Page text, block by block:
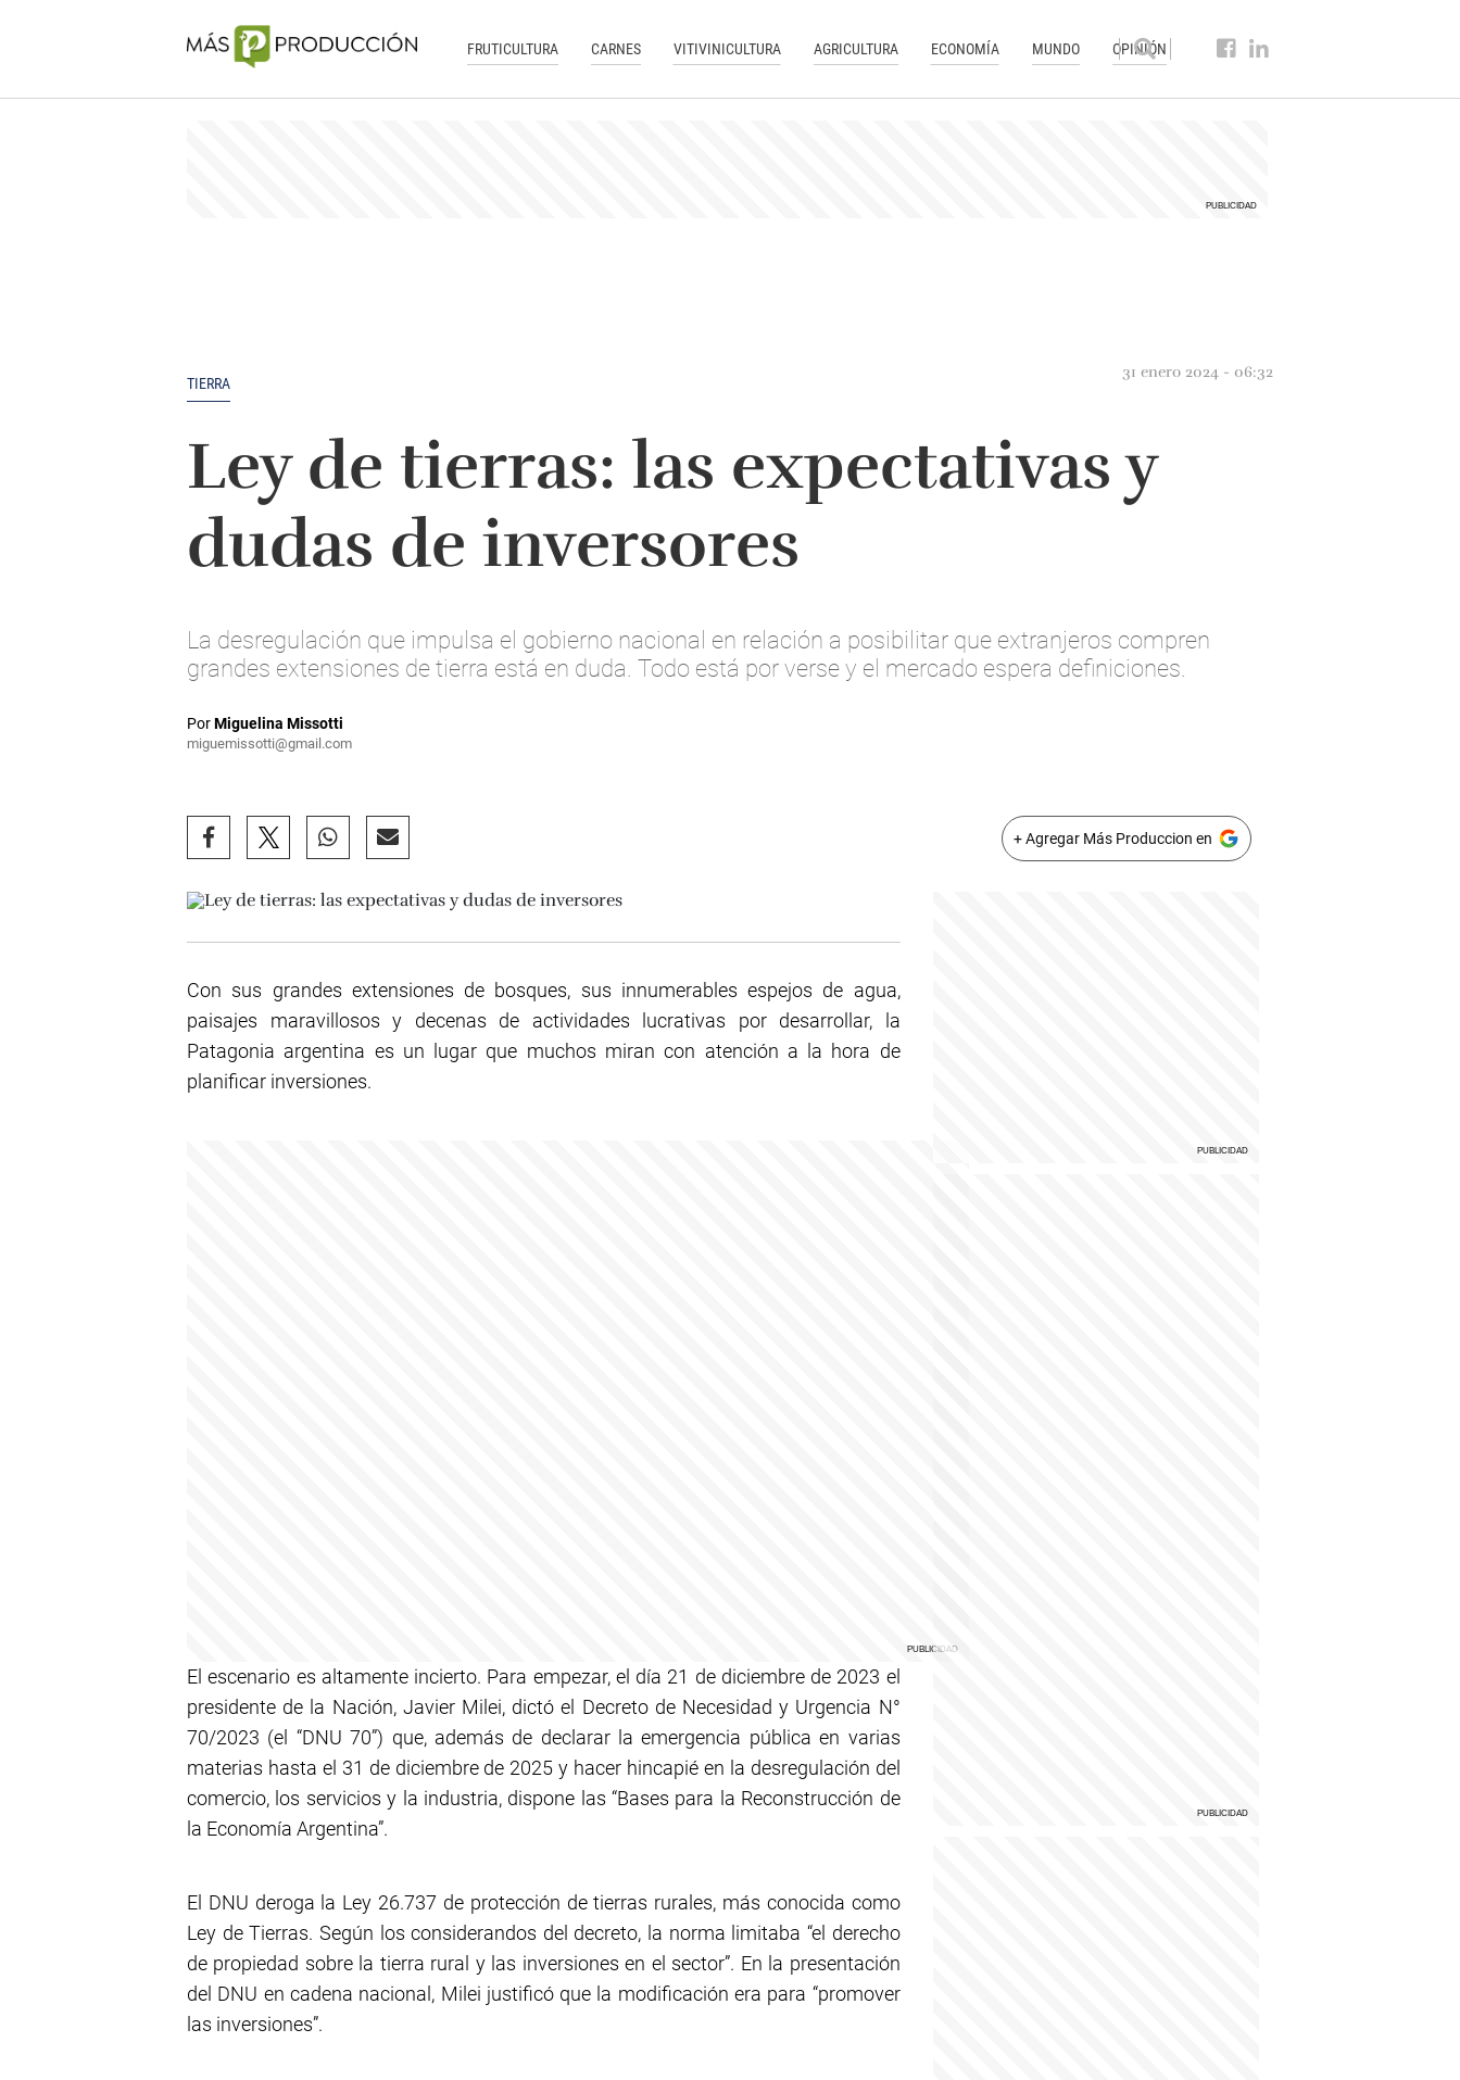
FRUTICULTURA CARNES VITIVINICULTURA AGRICULTURA ECONOMÍA MUNDO OPINIÓN
TIERRA
31 enero 2024 - 06:32
Ley de tierras: las expectativas y
dudas de inversores
La desregulación que impulsa el gobierno nacional en relación a posibilitar que extranjeros compren
grandes extensiones de tierra está en duda. Todo está por verse y el mercado espera definiciones.
PorMiguelina Missotti
miguemissotti@gmail.com
+ Agregar Más Produccion en
Con sus grandes extensiones de bosques, sus innumerables espejos de agua,
paisajes maravillosos y decenas de actividades lucrativas por desarrollar, la
Patagonia argentina es un lugar que muchos miran con atención a la hora de
planificar inversiones.
El escenario es altamente incierto. Para empezar, el día 21 de diciembre de 2023 el
presidente de la Nación, Javier Milei, dictó el Decreto de Necesidad y Urgencia N°
70/2023 (el “DNU 70”) que, además de declarar la emergencia pública en varias
materias hasta el 31 de diciembre de 2025 y hacer hincapié en la desregulación del
comercio, los servicios y la industria, dispone las “Bases para la Reconstrucción de
la Economía Argentina”.
El DNU deroga la Ley 26.737 de protección de tierras rurales, más conocida como
Ley de Tierras. Según los considerandos del decreto, la norma limitaba “el derecho
de propiedad sobre la tierra rural y las inversiones en el sector”. En la presentación
del DNU en cadena nacional, Milei justificó que la modificación era para “promover
las inversiones”.